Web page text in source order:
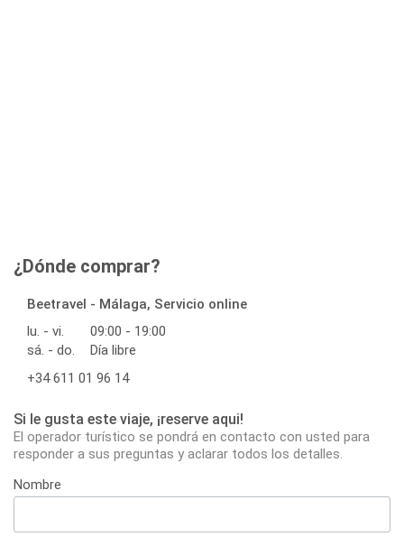
¿Dónde comprar?
Beetravel - Málaga, Servicio online
lu. - vi.
09:00 - 19:00
sá. - do.
Día libre
+34 611 01 96 14
Si le gusta este viaje, ¡reserve aqui!
El operador turístico se pondrá en contacto con usted para
responder a sus preguntas y aclarar todos los detalles.
Nombre